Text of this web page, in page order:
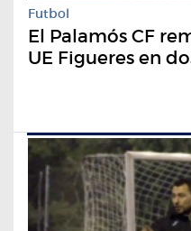
Futbol
El Palamós CF
UE Figueres en